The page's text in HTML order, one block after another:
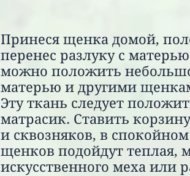
Принеся щенка домой,
перенес разлуку с
можно положить
матерью и другими
Эту ткань следует
матрасик. Ставить
и сквозняков, в
щенков подойдут теплая,
искусственного меха или